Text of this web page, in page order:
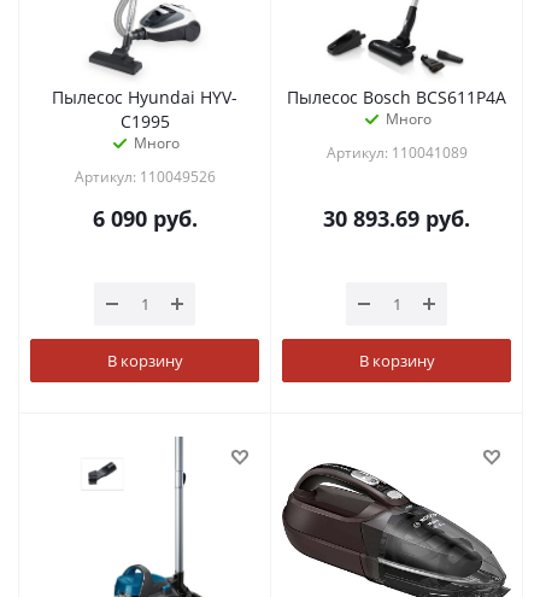
Пылесос Hyundai HYV-
C1995
Много
Артикул: 110049526
6 090руб.
В корзину
Пылесос Bosch BCS611P4A
Много
Артикул: 110041089
30 893.69 руб.
В корзину